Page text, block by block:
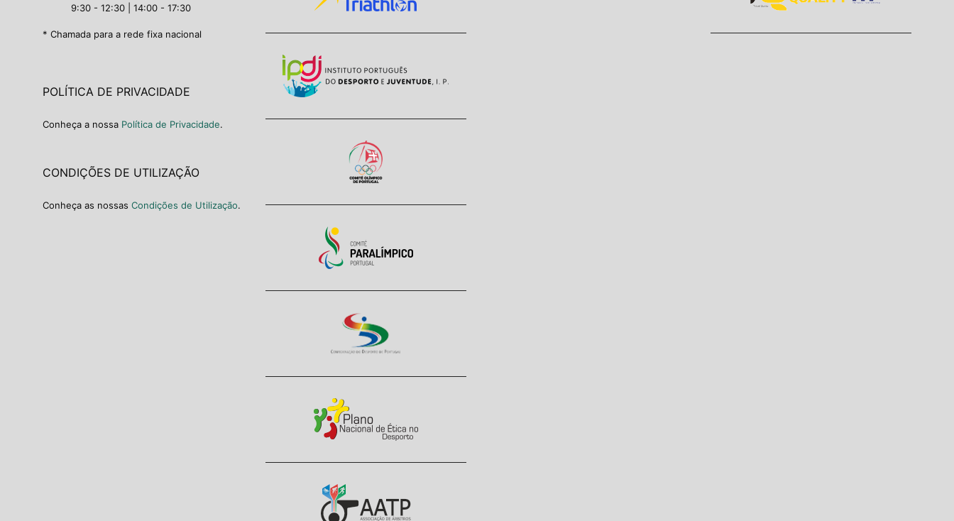
9:30 - 12:30 | 14:00 - 17:30
* Chamada para a rede fixa nacional
POLÍTICA DE PRIVACIDADE
Conheça a nossa Política de Privacidade.
CONDIÇÕES DE UTILIZAÇÃO
Conheça as nossas Condições de Utilização.